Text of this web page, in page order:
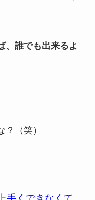
、誰でも出来るよ
（笑）